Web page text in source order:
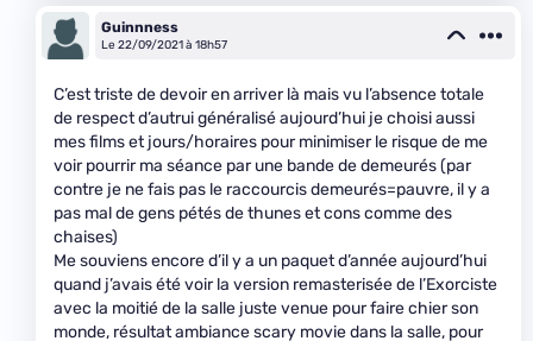
Guinnness
Le 22/09/2021 à 18h57
C’est triste de devoir en arriver là mais vu l’absence totale
de respect d’autrui généralisé aujourd’hui je choisi aussi
mes films et jours/horaires pour minimiser le risque de me
voir pourrir ma séance par une bande de demeurés (par
contre je ne fais pas le raccourcis demeurés=pauvre, il y a
pas mal de gens pétés de thunes et cons comme des
chaises)
Me souviens encore d’il y a un paquet d’année aujourd’hui
quand j’avais été voir la version remasterisée de l’Exorciste
avec la moitié de la salle juste venue pour faire chier son
monde, résultat ambiance scary movie dans la salle, pour